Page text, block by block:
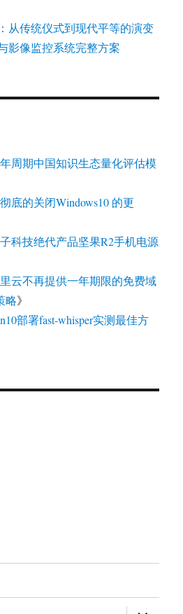
从传统仪式到现代平等的演变
影像监控系统完整方案
周期中国知识生态量化评估模
底的关闭Windows10 的更
科技绝代产品坚果R2手机电源
云不再提供一年期限的免费域
略》
部署fast-whisper实测最佳方